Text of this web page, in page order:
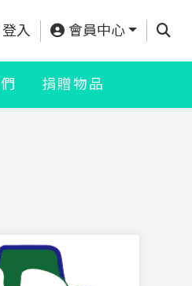
入 會員中心 查詢
捐贈物品